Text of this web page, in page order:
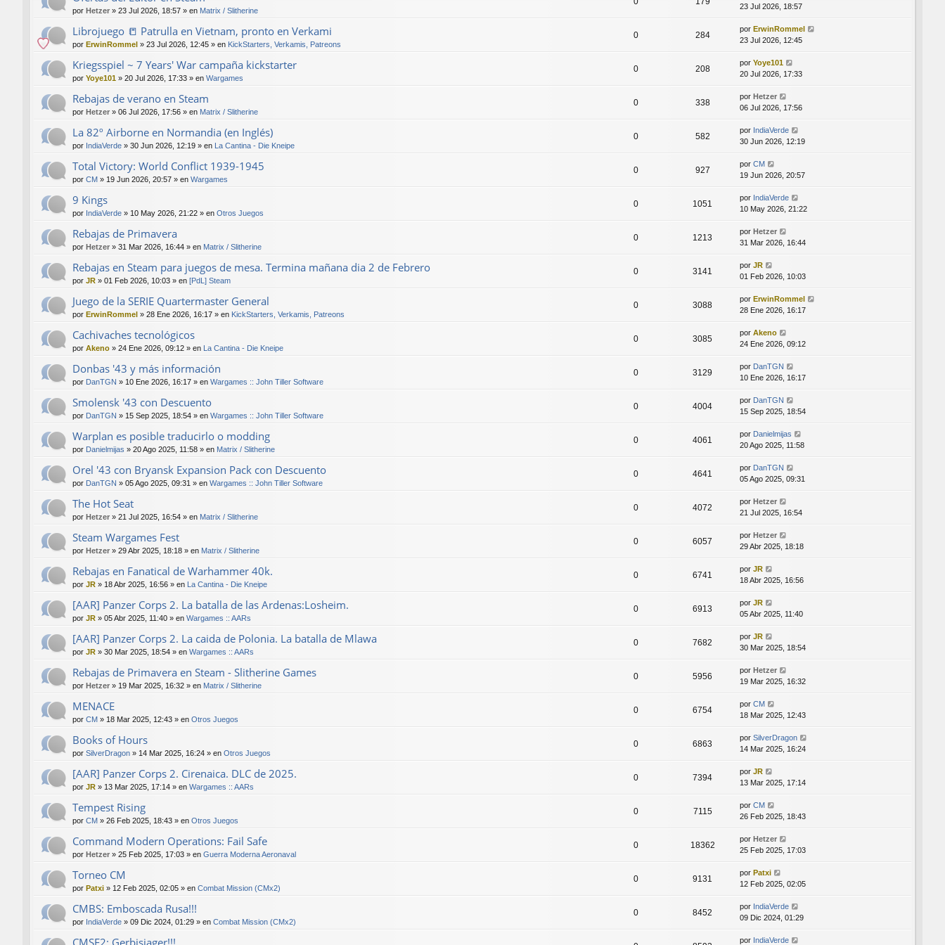
por Hetzer » 23 Jul 2026, 18:57 » en Matrix / Slitherine
23 Jul 2026, 18:57
Librojuego 📒 Patrulla en Vietnam, pronto en Verkami
por ErwinRommel » 23 Jul 2026, 12:45 » en KickStarters, Verkamis, Patreons
0 284
por ErwinRommel
23 Jul 2026, 12:45
Kriegsspiel ~ 7 Years' War campaña kickstarter
por Yoye101 » 20 Jul 2026, 17:33 » en Wargames
0 208
por Yoye101
20 Jul 2026, 17:33
Rebajas de verano en Steam
por Hetzer » 06 Jul 2026, 17:56 » en Matrix / Slitherine
0 338
por Hetzer
06 Jul 2026, 17:56
La 82º Airborne en Normandia (en Inglés)
por IndiaVerde » 30 Jun 2026, 12:19 » en La Cantina - Die Kneipe
0 582
por IndiaVerde
30 Jun 2026, 12:19
Total Victory: World Conflict 1939-1945
por CM » 19 Jun 2026, 20:57 » en Wargames
0 927
por CM
19 Jun 2026, 20:57
9 Kings
por IndiaVerde » 10 May 2026, 21:22 » en Otros Juegos
0 1051
por IndiaVerde
10 May 2026, 21:22
Rebajas de Primavera
por Hetzer » 31 Mar 2026, 16:44 » en Matrix / Slitherine
0 1213
por Hetzer
31 Mar 2026, 16:44
Rebajas en Steam para juegos de mesa. Termina mañana dia 2 de Febrero
por JR » 01 Feb 2026, 10:03 » en [PdL] Steam
0 3141
por JR
01 Feb 2026, 10:03
Juego de la SERIE Quartermaster General
por ErwinRommel » 28 Ene 2026, 16:17 » en KickStarters, Verkamis, Patreons
0 3088
por ErwinRommel
28 Ene 2026, 16:17
Cachivaches tecnológicos
por Akeno » 24 Ene 2026, 09:12 » en La Cantina - Die Kneipe
0 3085
por Akeno
24 Ene 2026, 09:12
Donbas '43 y más información
por DanTGN » 10 Ene 2026, 16:17 » en Wargames :: John Tiller Software
0 3129
por DanTGN
10 Ene 2026, 16:17
Smolensk '43 con Descuento
por DanTGN » 15 Sep 2025, 18:54 » en Wargames :: John Tiller Software
0 4004
por DanTGN
15 Sep 2025, 18:54
Warplan es posible traducirlo o modding
por Danielmijas » 20 Ago 2025, 11:58 » en Matrix / Slitherine
0 4061
por Danielmijas
20 Ago 2025, 11:58
Orel '43 con Bryansk Expansion Pack con Descuento
por DanTGN » 05 Ago 2025, 09:31 » en Wargames :: John Tiller Software
0 4641
por DanTGN
05 Ago 2025, 09:31
The Hot Seat
por Hetzer » 21 Jul 2025, 16:54 » en Matrix / Slitherine
0 4072
por Hetzer
21 Jul 2025, 16:54
Steam Wargames Fest
por Hetzer » 29 Abr 2025, 18:18 » en Matrix / Slitherine
0 6057
por Hetzer
29 Abr 2025, 18:18
Rebajas en Fanatical de Warhammer 40k.
por JR » 18 Abr 2025, 16:56 » en La Cantina - Die Kneipe
0 6741
por JR
18 Abr 2025, 16:56
[AAR] Panzer Corps 2. La batalla de las Ardenas:Losheim.
por JR » 05 Abr 2025, 11:40 » en Wargames :: AARs
0 6913
por JR
05 Abr 2025, 11:40
[AAR] Panzer Corps 2. La caida de Polonia. La batalla de Mlawa
por JR » 30 Mar 2025, 18:54 » en Wargames :: AARs
0 7682
por JR
30 Mar 2025, 18:54
Rebajas de Primavera en Steam - Slitherine Games
por Hetzer » 19 Mar 2025, 16:32 » en Matrix / Slitherine
0 5956
por Hetzer
19 Mar 2025, 16:32
MENACE
por CM » 18 Mar 2025, 12:43 » en Otros Juegos
0 6754
por CM
18 Mar 2025, 12:43
Books of Hours
por SilverDragon » 14 Mar 2025, 16:24 » en Otros Juegos
0 6863
por SilverDragon
14 Mar 2025, 16:24
[AAR] Panzer Corps 2. Cirenaica. DLC de 2025.
por JR » 13 Mar 2025, 17:14 » en Wargames :: AARs
0 7394
por JR
13 Mar 2025, 17:14
Tempest Rising
por CM » 26 Feb 2025, 18:43 » en Otros Juegos
0 7115
por CM
26 Feb 2025, 18:43
Command Modern Operations: Fail Safe
por Hetzer » 25 Feb 2025, 17:03 » en Guerra Moderna Aeronaval
0 18362
por Hetzer
25 Feb 2025, 17:03
Torneo CM
por Patxi » 12 Feb 2025, 02:05 » en Combat Mission (CMx2)
0 9131
por Patxi
12 Feb 2025, 02:05
CMBS: Emboscada Rusa!!!
por IndiaVerde » 09 Dic 2024, 01:29 » en Combat Mission (CMx2)
0 8452
por IndiaVerde
09 Dic 2024, 01:29
por IndiaVerde